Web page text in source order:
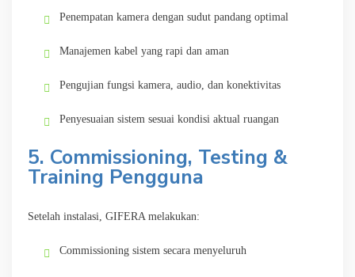
Penempatan kamera dengan sudut pandang optimal
Manajemen kabel yang rapi dan aman
Pengujian fungsi kamera, audio, dan konektivitas
Penyesuaian sistem sesuai kondisi aktual ruangan
5. Commissioning, Testing &
Training Pengguna
Setelah instalasi, GIFERA melakukan:
Commissioning sistem secara menyeluruh